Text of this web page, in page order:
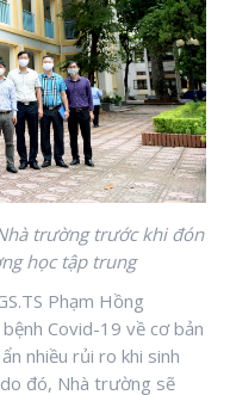
trường trước khi đón
học tập trung
Phạm Hồng
Covid-19 về cơ bản
nhiều rủi ro khi sinh
đó, Nhà trường sẽ